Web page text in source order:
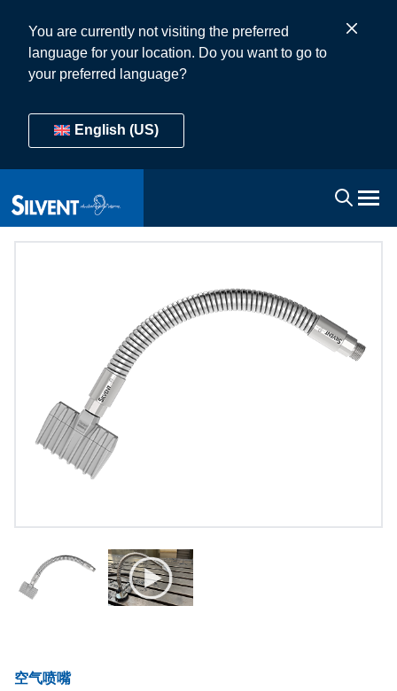
You are currently not visiting the preferred
language for your location. Do you want to go to
your preferred language?
English (US)
空气喷嘴